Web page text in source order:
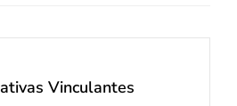
Vinculantes